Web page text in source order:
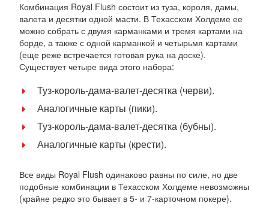
Комбинация Royal Flush состоит из туза, короля, дамы,
валета и десятки одной масти. В Техасском Холдеме ее
можно собрать с двумя карманками и тремя картами на
борде, а также с одной карманкой и четырьмя картами
(еще реже встречается готовая рука на доске).
Существует четыре вида этого набора:
Туз-король-дама-валет-десятка (черви).
Аналогичные карты (пики).
Туз-король-дама-валет-десятка (бубны).
Аналогичные карты (крести).
Все виды Royal Flush одинаково равны по силе, но две
подобные комбинации в Техасском Холдеме невозможны
(крайне редко это бывает в 5- и 7-карточном покере).